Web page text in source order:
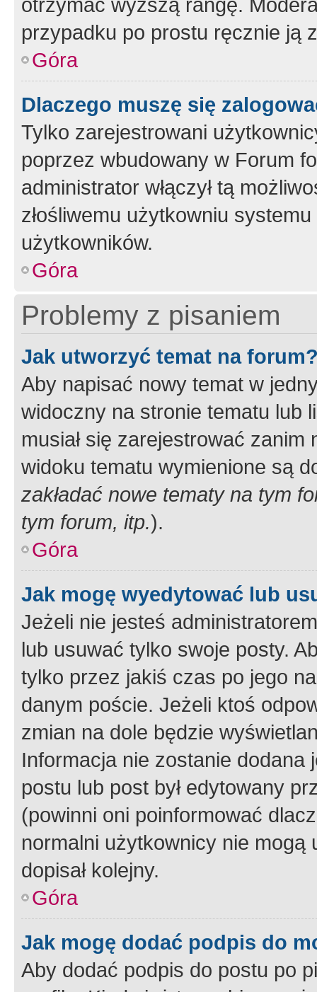
przypadku po prostu ręcznie ją
Góra
Dlaczego muszę się
Tylko zarejestrowani
poprzez wbudowany w Forum
administrator włączył tą
złośliwemu użytkowniu
użytkowników.
Góra
Problemy z pisaniem
Jak utworzyć temat na
Aby napisać nowy temat w
widoczny na stronie tematu lub
musiał się zarejestrować
widoku tematu wymienione są
zakładać nowe tematy na tym
tym forum, itp.).
Góra
Jak mogę wyedytować lub
Jeżeli nie jesteś
lub usuwać tylko swoje posty.
tylko przez jakiś czas po jego
danym poście. Jeżeli ktoś
zmian na dole będzie
Informacja nie zostanie dodana
postu lub post był edytowany
(powinni oni poinformować
normalni użytkownicy nie
dopisał kolejny.
Góra
Jak mogę dodać podpis do
Aby dodać podpis do postu po